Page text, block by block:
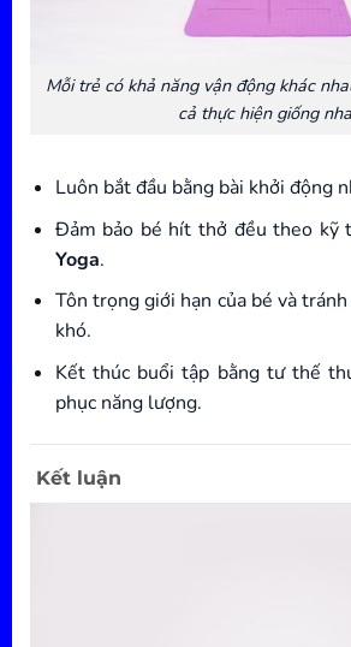
Mỗi trẻ có khả năng vận động khác
cả thực hiện giống
Luôn bắt đầu bằng bài khởi động
Đảm bảo bé hít thở đều theo kỹ
Yoga.
Tôn trọng giới hạn của bé và
khó.
Kết thúc buổi tập bằng tư thế
phục năng lượng.
Kết luận